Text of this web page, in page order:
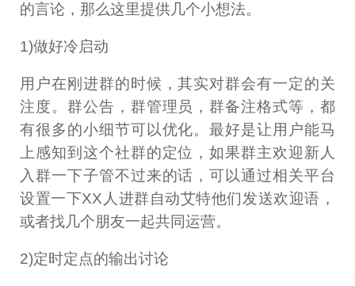
的言论，那么这里提供几个小想法。
1)做好冷启动
用户在刚进群的时候，其实对群会有一定的关
注度。群公告，群管理员，群备注格式等，都
有很多的小细节可以优化。最好是让用户能马
上感知到这个社群的定位，如果群主欢迎新人
入群一下子管不过来的话，可以通过相关平台
设置一下XX人进群自动艾特他们发送欢迎语，
或者找几个朋友一起共同运营。
2)定时定点的输出讨论